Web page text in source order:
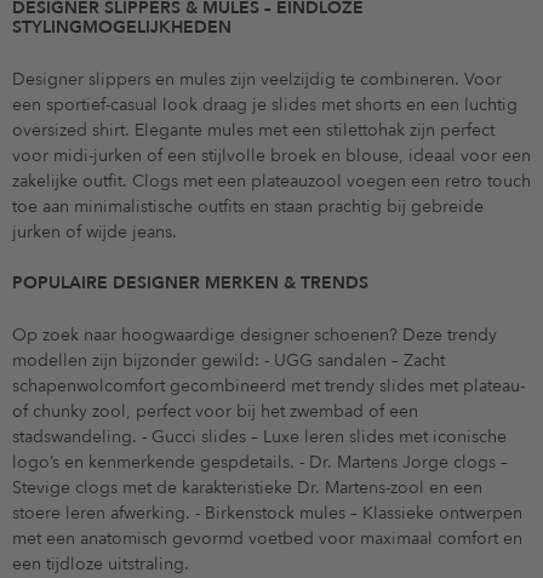
DESIGNER SLIPPERS & MULES – EINDLOZE
STYLINGMOGELIJKHEDEN
Designer slippers en mules zijn veelzijdig te combineren. Voor
een sportief-casual look draag je slides met shorts en een luchtig
oversized shirt. Elegante mules met een stilettohak zijn perfect
voor midi-jurken of een stijlvolle broek en blouse, ideaal voor een
zakelijke outfit. Clogs met een plateauzool voegen een retro touch
toe aan minimalistische outfits en staan prachtig bij gebreide
jurken of wijde jeans.
POPULAIRE DESIGNER MERKEN & TRENDS
Op zoek naar hoogwaardige designer schoenen? Deze trendy
modellen zijn bijzonder gewild: - UGG sandalen – Zacht
schapenwolcomfort gecombineerd met trendy slides met plateau-
of chunky zool, perfect voor bij het zwembad of een
stadswandeling. - Gucci slides – Luxe leren slides met iconische
logo’s en kenmerkende gespdetails. - Dr. Martens Jorge clogs –
Stevige clogs met de karakteristieke Dr. Martens-zool en een
stoere leren afwerking. - Birkenstock mules – Klassieke ontwerpen
met een anatomisch gevormd voetbed voor maximaal comfort en
een tijdloze uitstraling.